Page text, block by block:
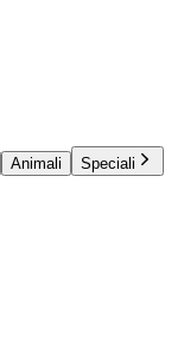
Animali
Speciali